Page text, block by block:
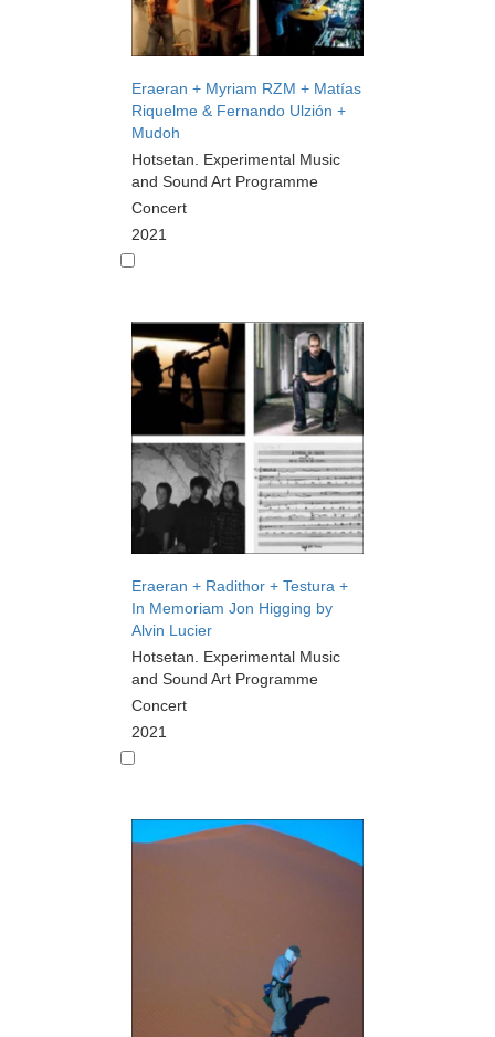
Eraeran + Myriam RZM + Matías
Riquelme & Fernando Ulzión +
Mudoh
Hotsetan. Experimental Music
and Sound Art Programme
Concert
2021
Eraeran + Radithor + Testura +
In Memoriam Jon Higging by
Alvin Lucier
Hotsetan. Experimental Music
and Sound Art Programme
Concert
2021